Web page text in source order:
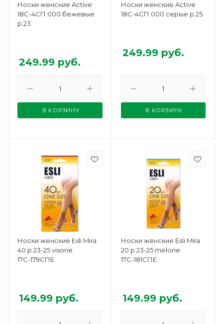
Носки женские Active
18С-4СП 000 бежевые
р.23
249.99 руб.
В КОРЗИНУ
Носки женские Active
18С-4СП 000 серые р.25
249.99руб.
В КОРЗИНУ
Носки женские Esli Mira
40 р.23-25 visone
17С-179СПЕ
149.99 руб.
Носки женские Esli Mira
20 р.23-25 melone
17С-181СПЕ
149.99руб.